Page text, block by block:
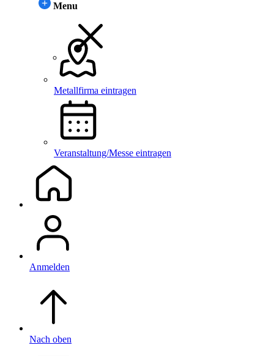
Menu
Metallfirma eintragen
Veranstaltung/Messe eintragen
Anmelden
Nach oben